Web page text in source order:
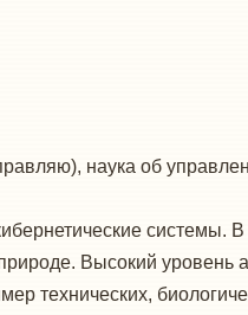
наука об
системы.
Высокий уровень
технических,